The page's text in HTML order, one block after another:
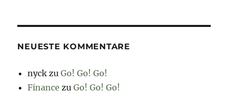
NEUESTE KOMMENTARE
nyck zuGo! Go! Go!
Finance zuGo! Go! Go!